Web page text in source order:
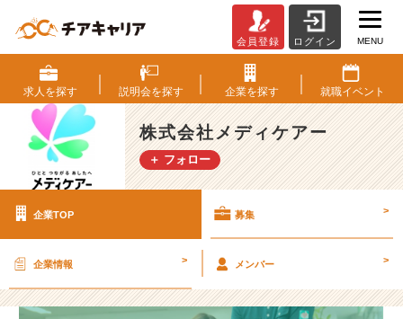
式
会
社
メ
デ
ィ
の
求
会員登録 ログイン MENU
求人を探す 説明会を探す 企業を探す 就職イベント
株式会社メディケアー
＋ フォロー
企業TOP 募集 >
企業情報 > メンバー >